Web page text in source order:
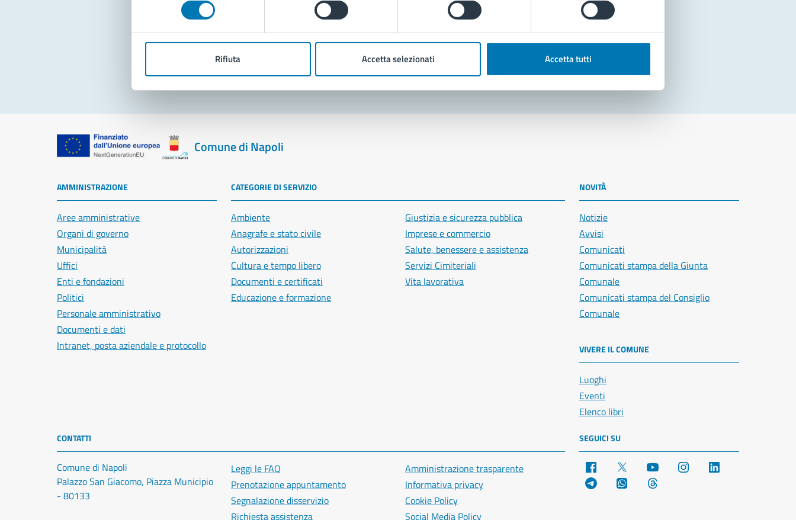
Rifiuta Accetta selezionati Accetta tutti
Prenota appuntamento
Problemi in città
Comune di Napoli
AMMINISTRAZIONE
Aree amministrative
Organi di governo
Municipalità
Uffici
Enti e fondazioni
Politici
Personale amministrativo
Documenti e dati
Intranet, posta aziendale e protocollo
CATEGORIE DI SERVIZIO
Ambiente
Anagrafe e stato civile
Autorizzazioni
Cultura e tempo libero
Documenti e certificati
Educazione e formazione
Giustizia e sicurezza pubblica
Imprese e commercio
Salute, benessere e assistenza
Servizi Cimiteriali
Vita lavorativa
NOVITÀ
Notizie
Avvisi
Comunicati
Comunicati stampa della Giunta
Comunale
Comunicati stampa del Consiglio
Comunale
VIVERE IL COMUNE
Luoghi
Eventi
Elenco libri
CONTATTI
Comune di Napoli
Palazzo San Giacomo, Piazza Municipio
- 80133
Leggi le FAQ
Prenotazione appuntamento
Segnalazione disservizio
Richiesta assistenza
Amministrazione trasparente
Informativa privacy
Cookie Policy
Social Media Policy
SEGUICI SU
Facebook YouTube Instagram
Telegram WhatsApp